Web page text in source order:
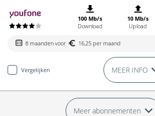
100 Mb/s
Download
10 Mb/s
Upload
8 maanden voor 16,25 per maand
Vergelijken MEER INFO
Meer abonnementen